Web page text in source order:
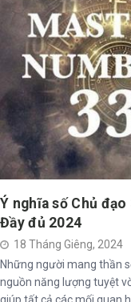
Ý nghĩa số Chủ
Đầy đủ 2024
18 Tháng Giêng, 2024
Những người mang thần
nguồn năng lượng tuyệt
giúp tất cả các mối quan